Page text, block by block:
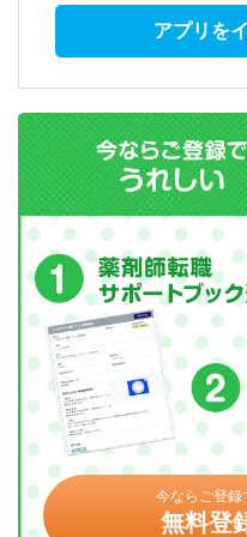
アプリを
今ならご登録
無料登